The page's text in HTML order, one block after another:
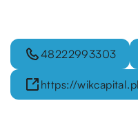
48222993303
https://wikcapital.pl